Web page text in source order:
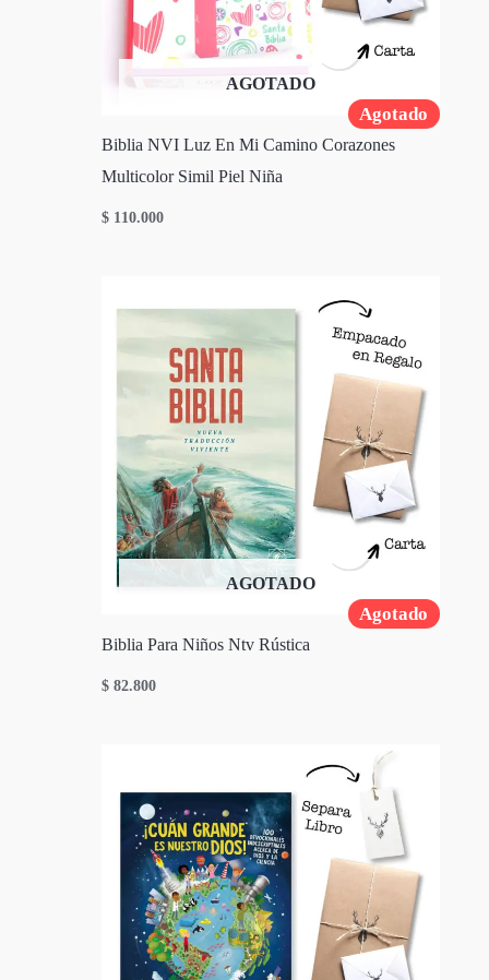
Agotado
AGOTADO
Biblia NVI Luz En Mi Camino Corazones
Multicolor Simil Piel Niña
$ 110.000
Agotado
AGOTADO
Biblia Para Niños Ntv Rústica
$ 82.800